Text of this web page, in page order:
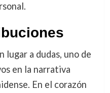
lugar a dudas, uno de
en la narrativa
En el corazón